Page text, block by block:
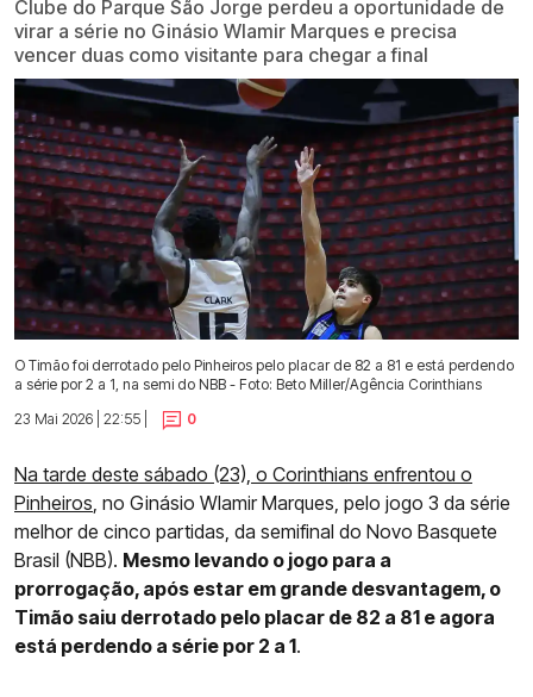
Clube do Parque São Jorge perdeu a oportunidade de
virar a série no Ginásio Wlamir Marques e precisa
vencer duas como visitante para chegar a final
O Timão foi derrotado pelo Pinheiros pelo placar de 82 a 81 e está perdendo
a série por 2 a 1, na semi do NBB - Foto: Beto Miller/Agência Corinthians
23 Mai 2026 | 22:55 |
0
Na tarde deste sábado (23), o Corinthians enfrentou o
Pinheiros , no Ginásio Wlamir Marques, pelo jogo 3 da série
melhor de cinco partidas, da semifinal do Novo Basquete
Brasil (NBB). Mesmo levando o jogo para a
prorrogação, após estar em grande desvantagem, o
Timão saiu derrotado pelo placar de 82 a 81 e agora
está perdendo a série por 2 a 1.